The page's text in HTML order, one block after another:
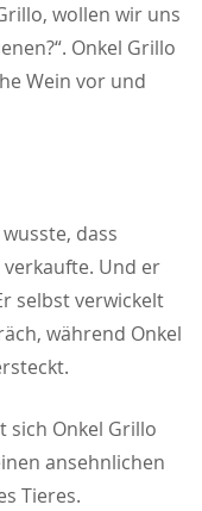
wollen wir uns
Onkel Grillo
Wein vor und
dass
Und er
selbst verwickelt
während Onkel
sich Onkel Grillo
ansehnlichen
Tieres.